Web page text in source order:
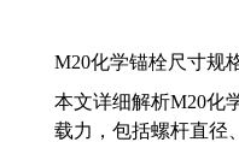
M20化学锚栓尺寸规
本文详细解析M20化
载力，包括螺杆直径